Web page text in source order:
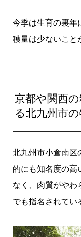
今季は生育の裏年
穫量は少ないこと
京都や関西
る北九州市
北九州市小倉南区
的にも知名度の
なく、肉質がや
でも指名されてい